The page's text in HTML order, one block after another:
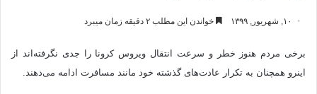
۱۰, شهریور, ۱۳۹۹ خواندن این مطلب ۲ دقیقه زمان میبرد
برخی مردم هنوز خطر و سرعت انتقال ویروس کرونا را جدی نگرفته‌اند از
این‎رو همچنان به تکرار عادت‌های گذشته خود مانند مسافرت ادامه می‌دهند.